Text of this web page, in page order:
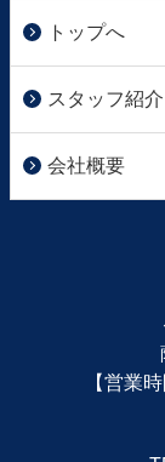
トップへ
スタッフ紹介
会社概要
【営業